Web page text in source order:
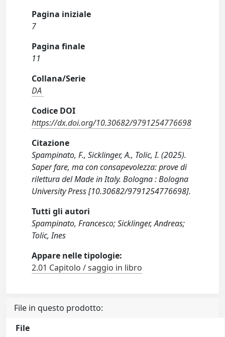
Pagina iniziale
7
Pagina finale
11
Collana/Serie
DA
Codice DOI
https://dx.doi.org/10.30682/9791254776698
Citazione
Spampinato, F., Sicklinger, A., Tolic, I. (2025).
Saper fare, ma con consapevolezza: prove di
rilettura del Made in Italy. Bologna : Bologna
University Press [10.30682/9791254776698].
Tutti gli autori
Spampinato, Francesco; Sicklinger, Andreas;
Tolic, Ines
Appare nelle tipologie:
2.01 Capitolo / saggio in libro
File in questo prodotto:
File